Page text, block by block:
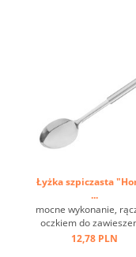
Łyżka szpiczasta
...
mocne wykonanie,
oczkiem do
stal nierdzewna ...
12,78 PLN